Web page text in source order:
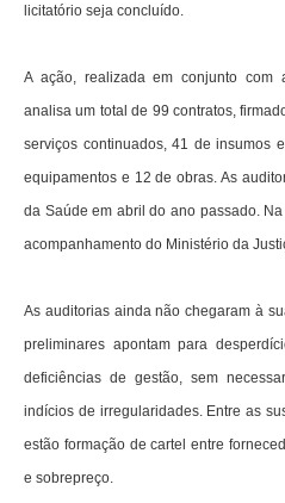
licitatório seja concluído.
A ação, realizada em conjunto com
analisa um total de 99 contratos,
serviços continuados, 41 de insumos
equipamentos e 12 de obras. As
da Saúde em abril do ano passado.
acompanhamento do Ministério da
As auditorias ainda não chegaram à
preliminares apontam para
deficiências de gestão, sem
indícios de irregularidades. Entre as
estão formação de cartel entre
e sobrepreço.